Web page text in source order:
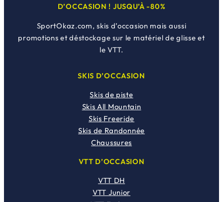
D’OCCASION ! JUSQU’À -80%
SportOkaz.com, skis d’occasion mais aussi
promotions et déstockage sur le matériel de glisse et
le VTT.
SKIS D’OCCASION
Skis de piste
Skis All Mountain
Skis Freeride
Skis de Randonnée
Chaussures
VTT D’OCCASION
VTT DH
VTT Junior